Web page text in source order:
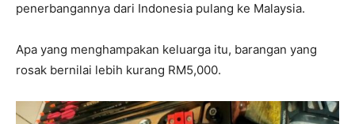
penerbangannya dari Indonesia pulang ke Malaysia.
Apa yang menghampakan keluarga itu, barangan yang
rosak bernilai lebih kurang RM5,000.